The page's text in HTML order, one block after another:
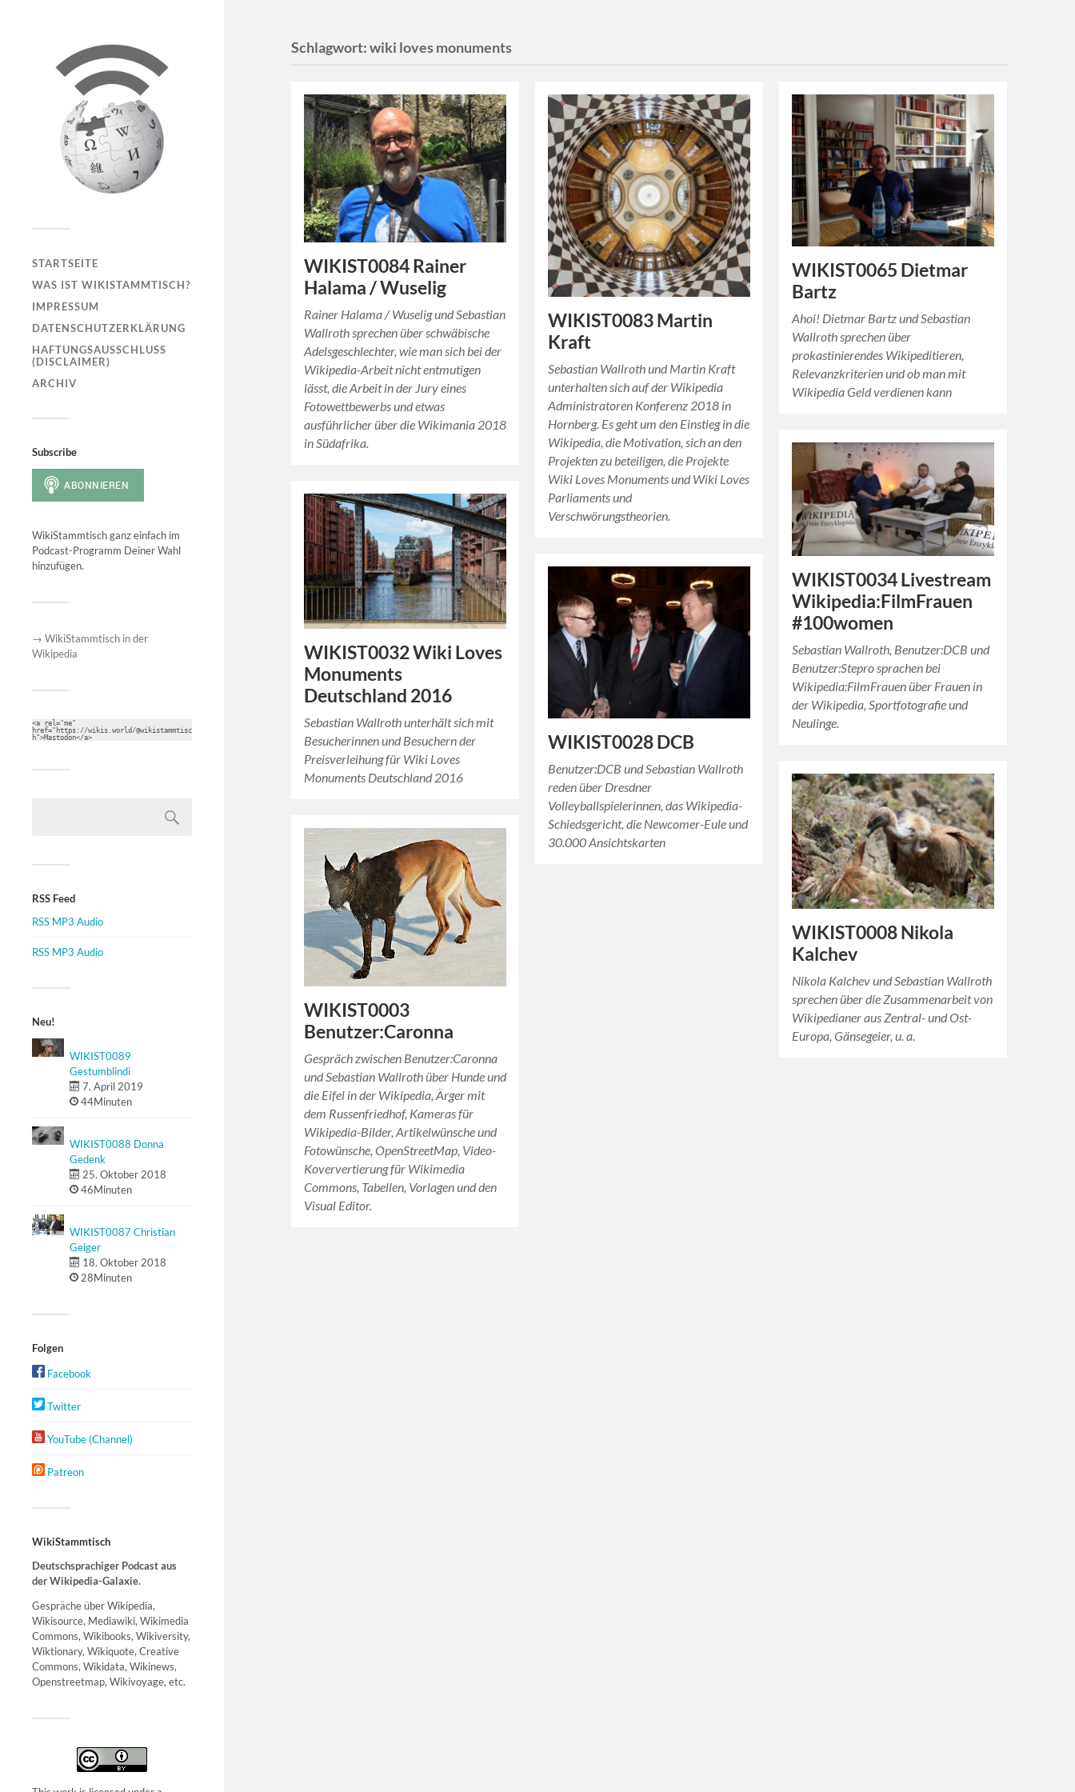
STARTSEITE
WAS IST WIKISTAMMTISCH?
IMPRESSUM
DATENSCHUTZERKLÄRUNG
HAFTUNGSAUSSCHLUSS
(DISCLAIMER)
ARCHIV
Subscribe
WikiStammtisch ganz einfach im
Podcast-Programm Deiner Wahl
hinzufügen.
→ WikiStammtisch in der
Wikipedia
<a rel="me"
href="https://wikis.world/@wikistammtisc
h">Mastodon</a>
RSS Feed
RSS MP3 Audio
RSS MP3 Audio
Neu!
WIKIST0089
Gestumblindi
7. April 2019
44Minuten
WIKIST0088 Donna
Gedenk
25. Oktober 2018
46Minuten
WIKIST0087 Christian
Geiger
18. Oktober 2018
28Minuten
Folgen
Facebook
Twitter
YouTube (Channel)
Patreon
WikiStammtisch
Deutschsprachiger Podcast aus
der Wikipedia-Galaxie.
Gespräche über Wikipedia,
Wikisource, Mediawiki, Wikimedia
Commons, Wikibooks, Wikiversity,
Wiktionary, Wikiquote, Creative
Commons, Wikidata, Wikinews,
Openstreetmap, Wikivoyage, etc.
Schlagwort:wiki loves monuments
WIKIST0084 Rainer
Halama / Wuselig
Rainer Halama / Wuselig und Sebastian
Wallroth sprechen über schwäbische
Adelsgeschlechter, wie man sich bei der
Wikipedia-Arbeit nicht entmutigen
lässt, die Arbeit in der Jury eines
Fotowettbewerbs und etwas
ausführlicher über die Wikimania 2018
in Südafrika.
WIKIST0083 Martin
Kraft
Sebastian Wallroth und Martin Kraft
unterhalten sich auf der Wikipedia
Administratoren Konferenz 2018 in
Hornberg. Es geht um den Einstieg in die
Wikipedia, die Motivation, sich an den
Projekten zu beteiligen, die Projekte
Wiki Loves Monuments und Wiki Loves
Parliaments und
Verschwörungstheorien.
WIKIST0065 Dietmar
Bartz
Ahoi! Dietmar Bartz und Sebastian
Wallroth sprechen über
prokastinierendes Wikipeditieren,
Relevanzkriterien und ob man mit
Wikipedia Geld verdienen kann
WIKIST0034 Livestream
Wikipedia:FilmFrauen
#100women
Sebastian Wallroth, Benutzer:DCB und
Benutzer:Stepro sprachen bei
Wikipedia:FilmFrauen über Frauen in
der Wikipedia, Sportfotografie und
Neulinge.
WIKIST0032 Wiki Loves
Monuments
Deutschland 2016
Sebastian Wallroth unterhält sich mit
Besucherinnen und Besuchern der
Preisverleihung für Wiki Loves
Monuments Deutschland 2016
WIKIST0028 DCB
Benutzer:DCB und Sebastian Wallroth
reden über Dresdner
Volleyballspielerinnen, das Wikipedia-
Schiedsgericht, die Newcomer-Eule und
30.000 Ansichtskarten
WIKIST0008 Nikola
Kalchev
Nikola Kalchev und Sebastian Wallroth
sprechen über die Zusammenarbeit von
Wikipedianer aus Zentral- und Ost-
Europa, Gänsegeier, u. a.
WIKIST0003
Benutzer:Caronna
Gespräch zwischen Benutzer:Caronna
und Sebastian Wallroth über Hunde und
die Eifel in der Wikipedia, Ärger mit
dem Russenfriedhof, Kameras für
Wikipedia-Bilder, Artikelwünsche und
Fotowünsche, OpenStreetMap, Video-
Koververtierung für Wikimedia
Commons, Tabellen, Vorlagen und den
Visual Editor.